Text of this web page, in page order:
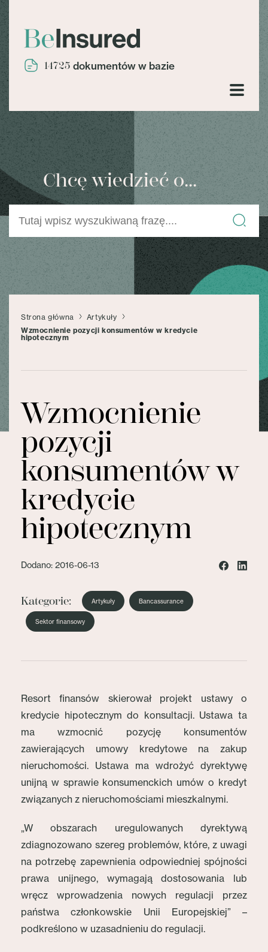
14725 dokumentów w bazie
Chcę wiedzieć o...
Strona główna
Artykuły
Wzmocnienie pozycji konsumentów w kredycie
hipotecznym
Wzmocnienie
pozycji
konsumentów w
kredycie
hipotecznym
Dodano: 2016-06-13
Kategorie: Artykuły Bancassurance
Sektor finansowy
Resort finansów skierował projekt ustawy o
kredycie hipotecznym do konsultacji. Ustawa ta
ma wzmocnić pozycję konsumentów
zawierających umowy kredytowe na zakup
nieruchomości. Ustawa ma wdrożyć dyrektywę
unijną w sprawie konsumenckich umów o kredyt
związanych z nieruchomościami mieszkalnymi.
„W obszarach uregulowanych dyrektywą
zdiagnozowano szereg problemów, które, z uwagi
na potrzebę zapewnienia odpowiedniej spójności
prawa unijnego, wymagają dostosowania lub
wręcz wprowadzenia nowych regulacji przez
państwa członkowskie Unii Europejskiej” –
podkreślono w uzasadnieniu do regulacji.